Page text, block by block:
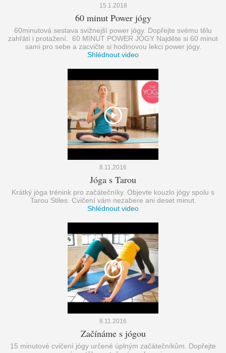
15.1.2018
60 minut Power jógy
60minutová sestava svižnejší power jógy. Dopřejte svému tělu
zahřátí i protažení. 60 MINUT POWER JÓGY Najděte si 60 minut
sami pro sebe a zacvičte si hodinovou lekci power jógy.
Shlédnout video
8.11.2016
Jóga s Tarou
Krátký jóga trénink pro začátečníky. Objevte kouzlo jógy spolu s
Tarou Stiles. Cvičení vám nezabere ani deset minut.
Shlédnout video
8.11.2016
Začínáme s jógou
15 minutové cvičení jógy určené úplným začátečníkům. Dopřejte